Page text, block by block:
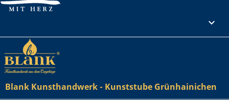

Blank Kunsthandwerk - Kunststube Grünhainichen